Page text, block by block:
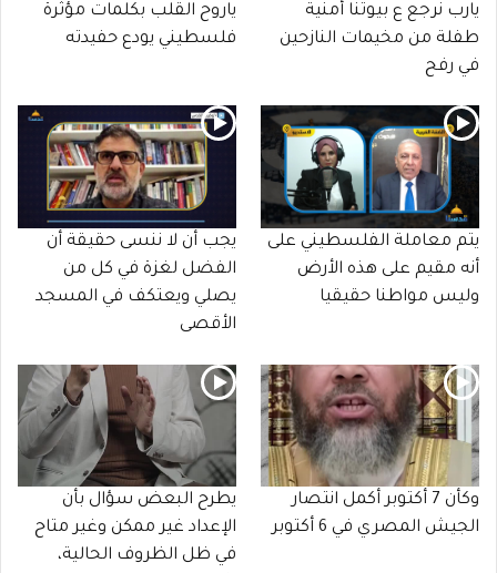
يارب نرجع ع بيوتنا أمنية
طفلة من مخيمات النازحين
في رفح
ياروح القلب بكلمات مؤثرة
فلسطيني يودع حفيدته
يتم معاملة الفلسطيني على
أنه مقيم على هذه الأرض
وليس مواطنا حقيقيا
يجب أن لا ننسى حقيقة أن
الفضل لغزة في كل من
يصلي ويعتكف في المسجد
الأقصى
وكأن 7 أكتوبر أكمل انتصار
الجيش المصري في 6 أكتوبر
يطرح البعض سؤال بأن
الإعداد غير ممكن وغير متاح
في ظل الظروف الحالية،